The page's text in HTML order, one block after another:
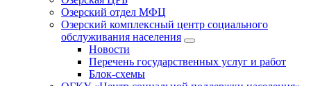
Озерский отдел МФЦ
Озерский комплексный центр социального
обслуживания населения
Новости
Перечень государственных услуг и работ
Блок-схемы